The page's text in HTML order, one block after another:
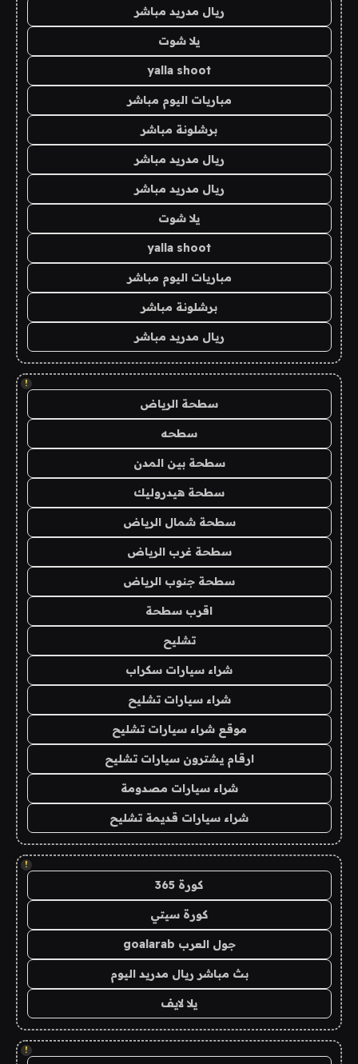
ريال مدريد مباشر
يلا شوت
yalla shoot
مباريات اليوم مباشر
برشلونة مباشر
ريال مدريد مباشر
ريال مدريد مباشر
يلا شوت
yalla shoot
مباريات اليوم مباشر
برشلونة مباشر
ريال مدريد مباشر
!
سطحة الرياض
سطحه
سطحة بين المدن
سطحة هيدروليك
سطحة شمال الرياض
سطحة غرب الرياض
سطحة جنوب الرياض
اقرب سطحة
تشليح
شراء سيارات سكراب
شراء سيارات تشليح
موقع شراء سيارات تشليح
ارقام يشترون سيارات تشليح
شراء سيارات مصدومة
شراء سيارات قديمة تشليح
!
كورة 365
كورة سيتي
جول العرب goalarab
بث مباشر ريال مدريد اليوم
يلا لايف
!